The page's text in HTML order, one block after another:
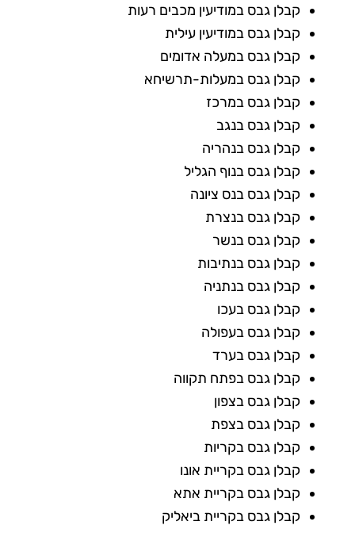
קבלן גבס במודיעין מכבים רעות
קבלן גבס במודיעין עילית
קבלן גבס במעלה אדומים
קבלן גבס במעלות-תרשיחא
קבלן גבס במרכז
קבלן גבס בנגב
קבלן גבס בנהריה
קבלן גבס בנוף הגליל
קבלן גבס בנס ציונה
קבלן גבס בנצרת
קבלן גבס בנשר
קבלן גבס בנתיבות
קבלן גבס בנתניה
קבלן גבס בעכו
קבלן גבס בעפולה
קבלן גבס בערד
קבלן גבס בפתח תקווה
קבלן גבס בצפון
קבלן גבס בצפת
קבלן גבס בקריות
קבלן גבס בקריית אונו
קבלן גבס בקריית אתא
קבלן גבס בקריית ביאליק